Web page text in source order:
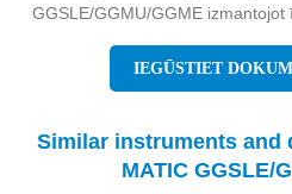
GGSLE/GGMU/GGME izmantojot
IEGŪSTIET
Similar instruments and
MATIC GGSLE/